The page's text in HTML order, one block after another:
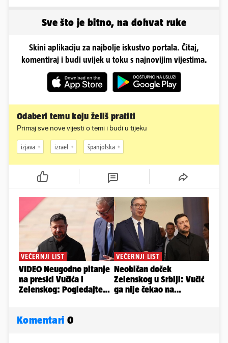
Sve što je bitno, na dohvat ruke
Skini aplikaciju za najbolje iskustvo portala. Čitaj,
komentiraj i budi uvijek u toku s najnovijim vijestima.
Odaberi temu koju želiš pratiti
Primaj sve nove vijesti o temi i budi u tijeku
izjava izrael španjolska
Komentari 0